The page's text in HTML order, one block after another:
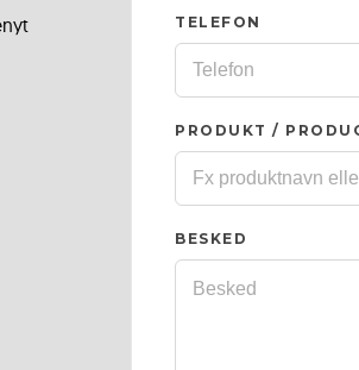
TELEFON
PRODUKT /
BESKED